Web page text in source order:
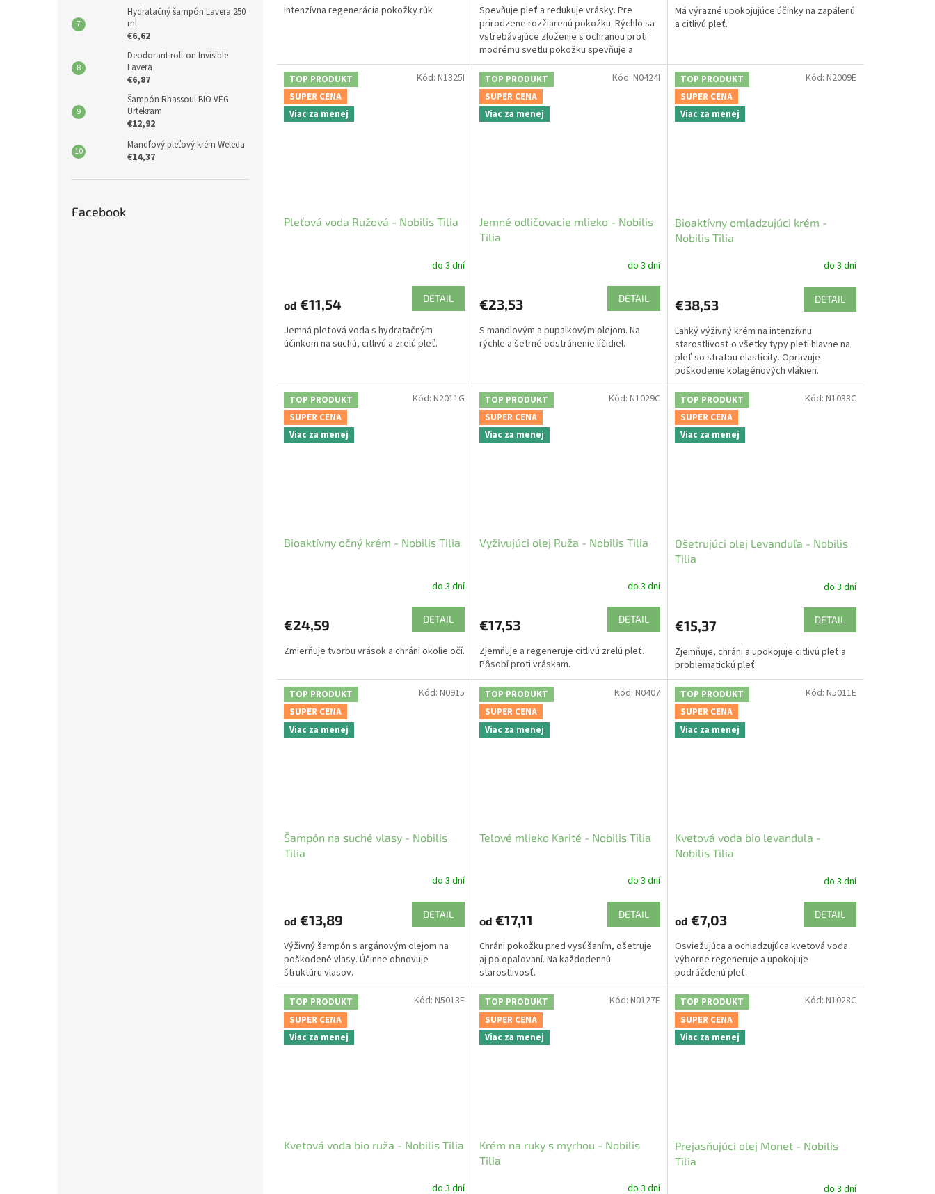
Hydratačný šampón Lavera 250
ml
€6,62
Deodorant roll-on Invisible
Lavera
€6,87
Šampón Rhassoul BIO VEG
Urtekram
€12,92
Mandľový pleťový krém Weleda
€14,37
Facebook
Intenzívna regenerácia pokožky rúk
Spevňuje pleť a redukuje vrásky. Pre
prirodzene rozžiarenú pokožku. Rýchlo sa
vstrebávajúce zloženie s ochranou proti
modrému svetlu pokožku spevňuje a
dodáva jej...
Má výrazné upokojujúce účinky na zapálenú
a citlivú pleť.
TOP PRODUKT
SUPER CENA
Viac za menej
Pleťová voda Ružová - Nobilis Tilia
do 3 dní
od €11,54 DETAIL
Jemná pleťová voda s hydratačným
účinkom na suchú, citlivú a zrelú pleť.
Kód: N1325I
TOP PRODUKT
SUPER CENA
Viac za menej
Jemné odličovacie mlieko - Nobilis
Tilia
do 3 dní
€23,53 DETAIL
S mandlovým a pupalkovým olejom. Na
rýchle a šetrné odstránenie líčidiel.
Kód: N0424I
TOP PRODUKT
SUPER CENA
Viac za menej
Bioaktívny omladzujúci krém -
Nobilis Tilia
do 3 dní
€38,53 DETAIL
Ľahký výživný krém na intenzívnu
starostlivosť o všetky typy pleti hlavne na
pleť so stratou elasticity. Opravuje
poškodenie kolagénových vlákien.
Kód: N2009E
TOP PRODUKT
SUPER CENA
Viac za menej
Bioaktívny očný krém - Nobilis Tilia
do 3 dní
€24,59 DETAIL
Zmierňuje tvorbu vrások a chráni okolie očí.
Kód: N2011G
TOP PRODUKT
SUPER CENA
Viac za menej
Vyživujúci olej Ruža - Nobilis Tilia
do 3 dní
€17,53 DETAIL
Zjemňuje a regeneruje citlivú zrelú pleť.
Pôsobí proti vráskam.
Kód: N1029C
TOP PRODUKT
SUPER CENA
Viac za menej
Ošetrujúci olej Levanduľa - Nobilis
Tilia
do 3 dní
€15,37 DETAIL
Zjemňuje, chráni a upokojuje citlivú pleť a
problematickú pleť.
Kód: N1033C
TOP PRODUKT
SUPER CENA
Viac za menej
Šampón na suché vlasy - Nobilis
Tilia
do 3 dní
od €13,89 DETAIL
Výživný šampón s argánovým olejom na
poškodené vlasy. Účinne obnovuje
štruktúru vlasov.
Kód: N0915
TOP PRODUKT
SUPER CENA
Viac za menej
Telové mlieko Karité - Nobilis Tilia
do 3 dní
od €17,11 DETAIL
Chráni pokožku pred vysúšaním, ošetruje
aj po opaľovaní. Na každodennú
starostlivosť.
Kód: N0407
TOP PRODUKT
SUPER CENA
Viac za menej
Kvetová voda bio levandula -
Nobilis Tilia
do 3 dní
od €7,03 DETAIL
Osviežujúca a ochladzujúca kvetová voda
výborne regeneruje a upokojuje
podráždenú pleť.
Kód: N5011E
TOP PRODUKT
SUPER CENA
Viac za menej
Kvetová voda bio ruža - Nobilis Tilia
do 3 dní
Kód: N5013E
TOP PRODUKT
SUPER CENA
Viac za menej
Krém na ruky s myrhou - Nobilis
Tilia
do 3 dní
Kód: N0127E
TOP PRODUKT
SUPER CENA
Viac za menej
Prejasňujúci olej Monet - Nobilis
Tilia
do 3 dní
Kód: N1028C